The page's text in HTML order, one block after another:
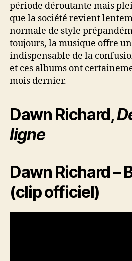
période déroutante mais
que la société revient
normale de style
toujours, la musique offre
indispensable de la
et ces albums ont
mois dernier.
Dawn Richard,
ligne
Dawn Richard –
(clip officiel)